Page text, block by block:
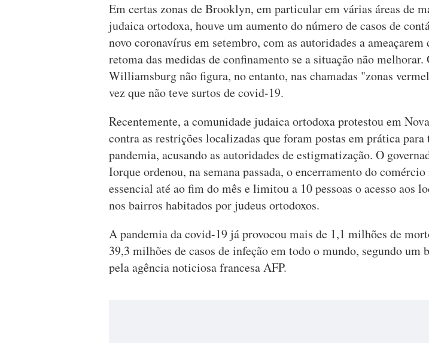
Em certas zonas de Brooklyn, em particular em várias áreas de
judaica ortodoxa, houve um aumento do número de casos de
novo coronavírus em setembro, com as autoridades a ameaçarem
retoma das medidas de confinamento se a situação não melhorar.
Williamsburg não figura, no entanto, nas chamadas "zonas
vez que não teve surtos de covid-19.
Recentemente, a comunidade judaica ortodoxa protestou em
contra as restrições localizadas que foram postas em prática para
pandemia, acusando as autoridades de estigmatização. O
Iorque ordenou, na semana passada, o encerramento do comércio
essencial até ao fim do mês e limitou a 10 pessoas o acesso aos
nos bairros habitados por judeus ortodoxos.
A pandemia da covid-19 já provocou mais de 1,1 milhões de
39,3 milhões de casos de infeção em todo o mundo, segundo um
pela agência noticiosa francesa AFP.